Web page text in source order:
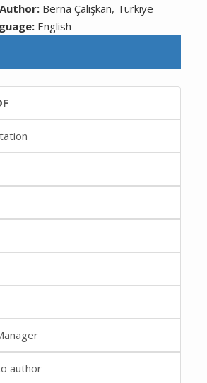
Berna Çalışkan, Türkiye
English
author